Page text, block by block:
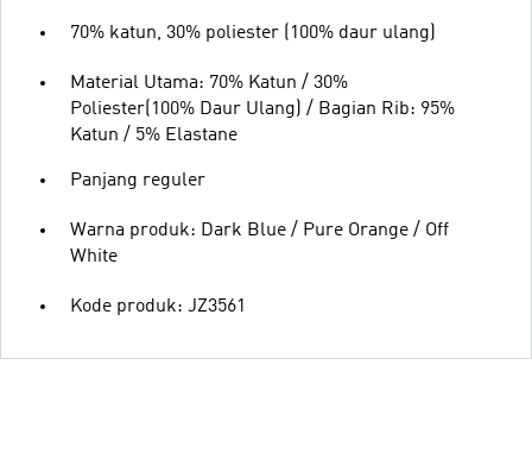
70% katun, 30% poliester (100% daur ulang)
Material Utama: 70% Katun / 30%
Poliester(100% Daur Ulang) / Bagian Rib: 95%
Katun / 5% Elastane
Panjang reguler
Warna produk: Dark Blue / Pure Orange / Off
White
Kode produk: JZ3561